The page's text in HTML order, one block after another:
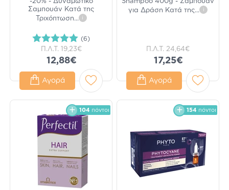
Σαμπουάν Κατά της
Τριχόπτωση... i
(6)
Π.Λ.Τ. 19,23€
12,88€
Αγορά
για Δράση Κατά της... i
Π.Λ.Τ. 24,64€
17,25€
Αγορά
104 πόντοι 154 πόντοι